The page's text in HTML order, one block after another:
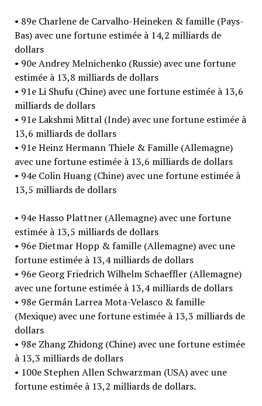
• 89e Charlene de Carvalho-Heineken & famille (Pays-
Bas) avec une fortune estimée à 14,2 milliards de
dollars
• 90e Andrey Melnichenko (Russie) avec une fortune
estimée à 13,8 milliards de dollars
• 91e Li Shufu (Chine) avec une fortune estimée à 13,6
milliards de dollars
• 91e Lakshmi Mittal (Inde) avec une fortune estimée à
13,6 milliards de dollars
• 91e Heinz Hermann Thiele & Famille (Allemagne)
avec une fortune estimée à 13,6 milliards de dollars
• 94e Colin Huang (Chine) avec une fortune estimée à
13,5 milliards de dollars
• 94e Hasso Plattner (Allemagne) avec une fortune
estimée à 13,5 milliards de dollars
• 96e Dietmar Hopp & famille (Allemagne) avec une
fortune estimée à 13,4 milliards de dollars
• 96e Georg Friedrich Wilhelm Schaeffler (Allemagne)
avec une fortune estimée à 13,4 milliards de dollars
• 98e Germán Larrea Mota-Velasco & famille
(Mexique) avec une fortune estimée à 13,3 milliards de
dollars
• 98e Zhang Zhidong (Chine) avec une fortune estimée
à 13,3 milliards de dollars
• 100e Stephen Allen Schwarzman (USA) avec une
fortune estimée à 13,2 milliards de dollars.